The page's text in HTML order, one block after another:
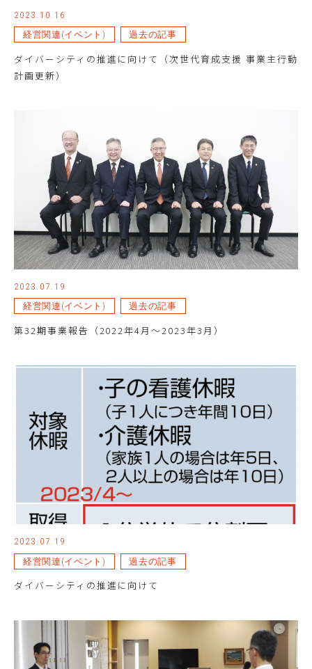
2023.10.16
経営関連(イベント)
過去の記事
ダイバーシティの推進に向けて（次世代育成支援 事業主行動
計画更新）
2023.07.19
経営関連(イベント)
過去の記事
第32期事業報告（2022年4月～2023年3月）
2023.07.19
経営関連(イベント)
過去の記事
ダイバーシティの推進に向けて